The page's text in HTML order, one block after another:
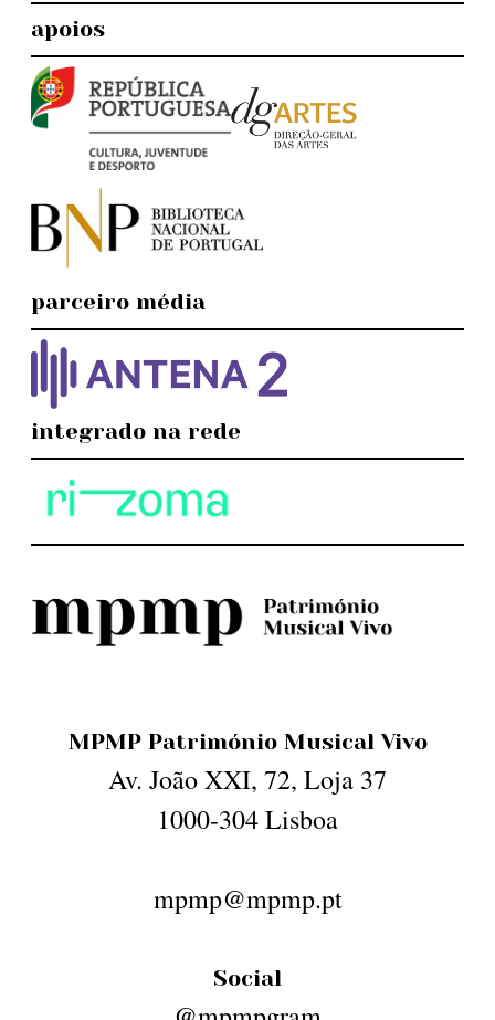
apoios
parceiro média
integrado na rede
MPMP Património Musical Vivo
Av. João XXI, 72, Loja 37
1000-304 Lisboa
mpmp@mpmp.pt
Social